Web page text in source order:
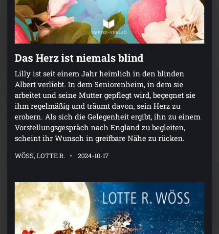
Das Herz ist niemals blind
Lilly ist seit einem Jahr heimlich in den blinden
Albert verliebt. In dem Seniorenheim, in dem sie
arbeitet und seine Mutter gepflegt wird, begegnet sie
ihm regelmäßig und träumt davon, sein Herz zu
erobern. Als sich die Gelegenheit ergibt, ihn zu einem
Vorstellungsgespräch nach England zu begleiten,
scheint ihr Wunsch in greifbare Nähe zu rücken.
WÖSS, LOTTE R. 2024-10-17